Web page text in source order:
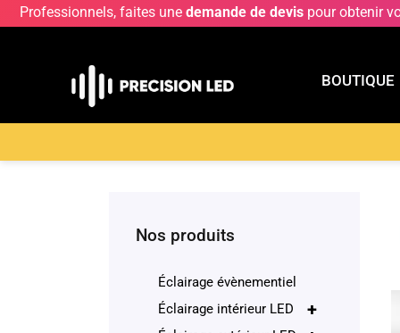
Professionnels, faites une demande de devis pour obtenir
BOUTIQUE
Nos produits
Éclairage évènementiel
+
Éclairage intérieur LED